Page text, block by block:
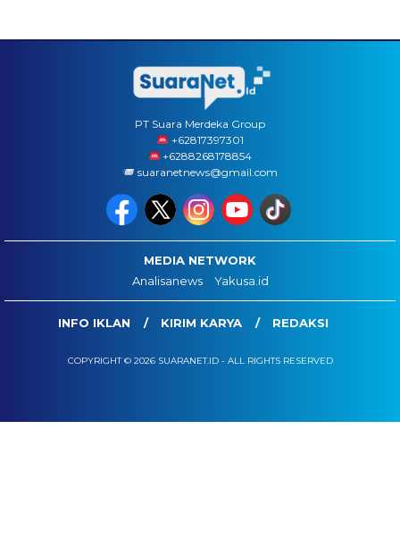
PT Suara Merdeka Group
‪+62817397301
+6288268178854
suaranetnews@gmail.com
MEDIA NETWORK
Analisanews
Yakusa.id
INFO IKLAN KIRIM KARYA REDAKSI
COPYRIGHT © 2026 SUARANET.ID - ALL RIGHTS RESERVED